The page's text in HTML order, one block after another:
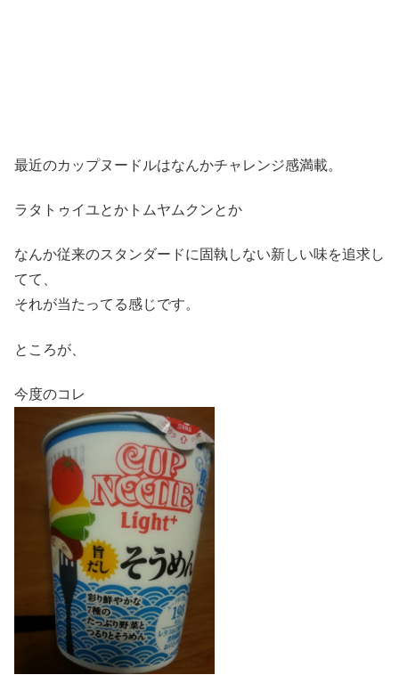
最近のカップヌードルはなんかチャレンジ感満載。
ラタトゥイユとかトムヤムクンとか
なんか従来のスタンダードに固執しない新しい味を追求し
てて、
それが当たってる感じです。
ところが、
今度のコレ